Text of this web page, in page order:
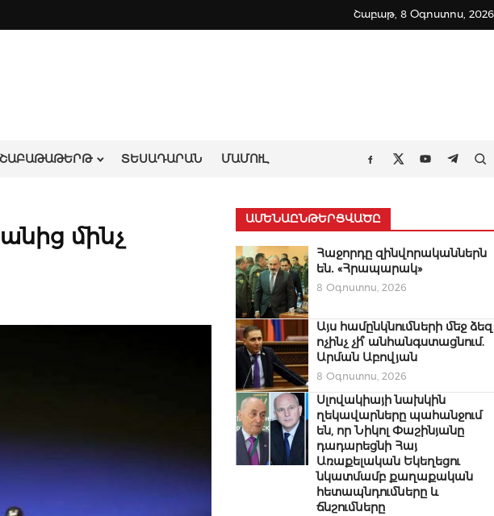
Շաբաթ, 8 Օգոստոս, 2026
ՇԱԲԱԹԱԹԵՐԹ ՏԵՍԱԴԱՐԱՆ ՄԱՄՈՒԼ
Facebook
TwitterYoutube
մինչ
ԱՄԵՆԱԸՆԹԵՐՑՎԱԾԸ
Հաջորդը զինվորականներն
են․ «Հրապարակ»
8 Օգոստոս, 2026
Այս համընկնումների մեջ ձեզ
ոչինչ չի՞ անհանգստացնում.
Արման Աբովյան
8 Օգոստոս, 2026
Սլովակիայի նախկին
ղեկավարները պահանջում
են, որ Նիկոլ Փաշինյանը
դադարեցնի Հայ
Առաքելական Եկեղեցու
նկատմամբ քաղաքական
հետապնդումները և
ճնշումները